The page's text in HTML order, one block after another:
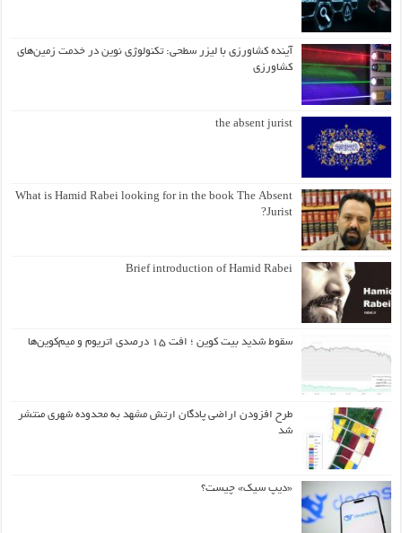
آینده کشاورزی با لیزر سطحی: تکنولوژی نوین در خدمت زمین‌های
کشاورزی
the absent jurist
What is Hamid Rabei looking for in the book The Absent
Jurist?
Brief introduction of Hamid Rabei
سقوط شدید بیت کوین ؛ افت ۱۵ درصدی اتریوم و میم‌کوین‌ها
طرح افزودن اراضی پادگان ارتش مشهد به محدوده شهری منتشر
شد
«دیپ سیک» چیست؟